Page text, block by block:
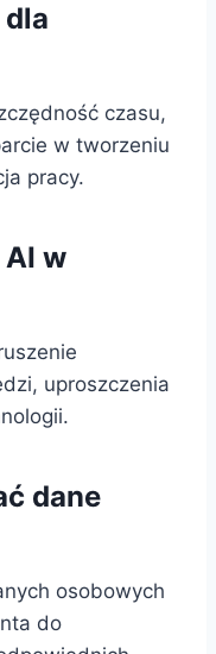
czasu,
w tworzeniu
pracy.
w
uproszczenia
dane
osobowych
do